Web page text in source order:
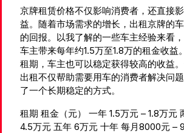
京牌租赁价格不仅影响消费者，还直接
益。随着市场需求的增长，出租京牌的
的回报。以我了解的一些车主经验来看
车主带来每年约1.5万至1.8万的租金收益
租期，车主也可以稳定获得较高的收益
出租不仅帮助需要用车的消费者解决问
了一个长期稳定的方式。
租期 租金（元） 一年 1.5万元 – 1.8万元
4.5万元 五年 6万元 十年 每月8000元 –